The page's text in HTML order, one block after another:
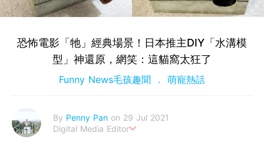
恐怖電影「牠」經典場景！日本推主DIY「水溝模
型」神還原，網笑：這貓窩太狂了
Funny News毛孩趣聞 萌寵熱話
By Penny Pan on 29 Jul 2021
Digital Media Editor